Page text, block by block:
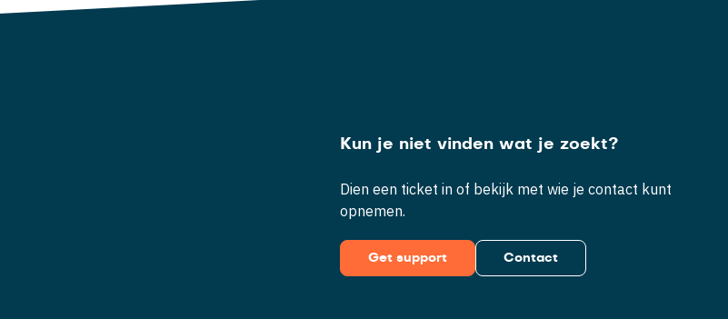
Kun je niet vinden wat je zoekt?
Dien een ticket in of bekijk met wie je contact kunt
opnemen.
Get support Contact